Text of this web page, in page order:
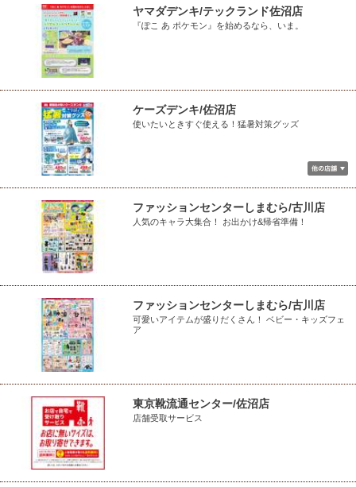
ヤマダデンキ/テックランド佐沼店
『ぽこ あ ポケモン』を始めるなら、いま。
ケーズデンキ/佐沼店
使いたいときすぐ使える！猛暑対策グッズ
ファッションセンターしまむら/古川店
人気のキャラ大集合！ お出かけ&帰省準備！
ファッションセンターしまむら/古川店
可愛いアイテムが盛りだくさん！ ベビー・キッズフェ
ア
東京靴流通センター/佐沼店
店舗受取サービス